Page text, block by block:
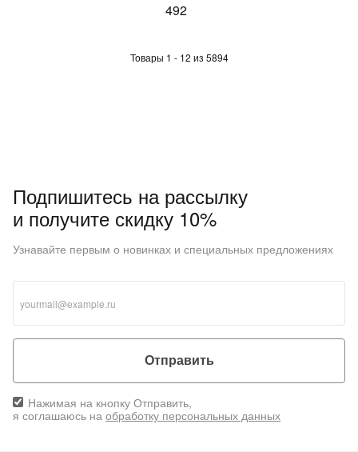
Товары 1 - 12 из 5894
492
Подпишитесь на рассылку
и получите скидку 10%
Узнавайте первым о новинках и специальных предложениях
Отправить
Нажимая на кнопку Отправить,
я соглашаюсь на обработку персональных данных